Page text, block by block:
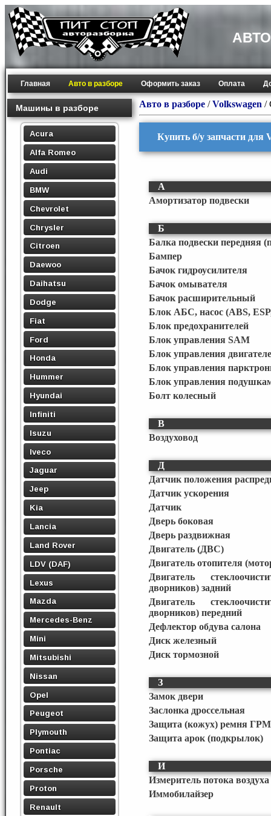
Главная Авто в разборе Оформить заказ Оплата
Машины в разборе
Acura
Alfa Romeo
Audi
BMW
Chevrolet
Chrysler
Citroen
Daewoo
Daihatsu
Dodge
Fiat
Ford
Honda
Hummer
Hyundai
Infiniti
Isuzu
Iveco
Jaguar
Jeep
Kia
Lancia
Land Rover
LDV (DAF)
Lexus
Mazda
Mercedes-Benz
Mini
Mitsubishi
Nissan
Opel
Peugeot
Plymouth
Pontiac
Porsche
Proton
Renault
Авто в разборе /Volkswagen /
Купить б/у запчасти для
А
Амортизатор подвески
Б
Балка подвески передняя
Бампер
Бачок гидроусилителя
Бачок омывателя
Бачок расширительный
Блок АБС, насос (ABS,
Блок предохранителей
Блок управления SAM
Блок управления
Блок управления
Блок управления
Болт колесный
В
Воздуховод
Д
Датчик положения
Датчик ускорения
Датчик
Дверь боковая
Дверь раздвижная
Двигатель (ДВС)
Двигатель отопителя
Двигатель
дворников) задний
Двигатель
дворников) передний
Дефлектор обдува салона
Диск железный
Диск тормозной
З
Замок двери
Заслонка дроссельная
Защита (кожух) ремня ГРМ
Защита арок (подкрылок)
И
Измеритель потока
Иммобилайзер